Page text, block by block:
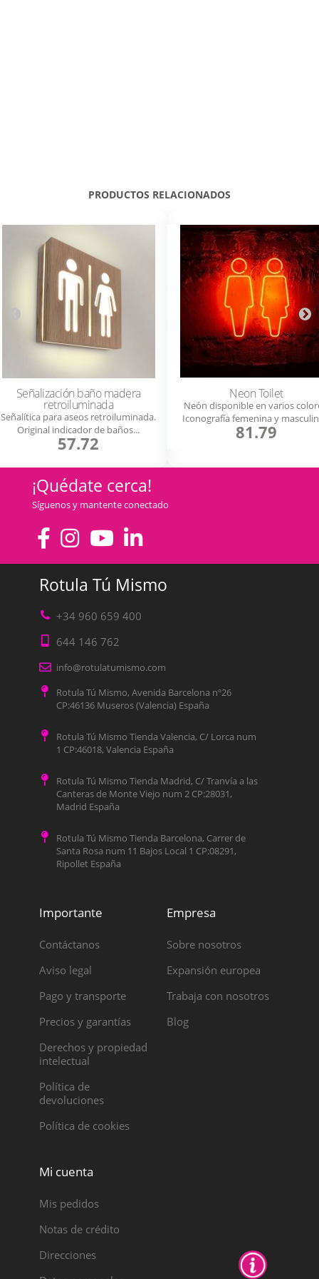
PRODUCTOS RELACIONADOS
Señalización baño madera
retroiluminada
Señalítica para aseos retroiluminada.
Original indicador de baños...
57.72
Neon Toilet
Neón disponible en varios
Iconografía femenina y
81.79
¡Quédate cerca!
Síguenos y mantente conectado
Rotula Tú Mismo
+34 960 659 400
644 146 762
info@rotulatumismo.com
Rotula Tú Mismo, Avenida Barcelona nº26
CP:46136 Museros (Valencia) España
Rotula Tú Mismo Tienda Valencia, C/ Lorca num
1 CP:46018, Valencia España
Rotula Tú Mismo Tienda Madrid, C/ Tranvía a las
Canteras de Monte Viejo num 2 CP:28031,
Madrid España
Rotula Tú Mismo Tienda Barcelona, Carrer de
Santa Rosa num 11 Bajos Local 1 CP:08291,
Ripollet España
Importante
Contáctanos
Aviso legal
Pago y transporte
Precios y garantías
Derechos y propiedad
intelectual
Política de
devoluciones
Política de cookies
Empresa
Sobre nosotros
Expansión europea
Trabaja con nosotros
Blog
Mi cuenta
Mis pedidos
Notas de crédito
Direcciones